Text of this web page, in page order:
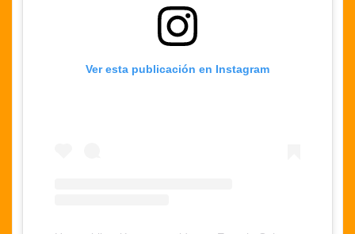
Ver esta publicación en Instagram